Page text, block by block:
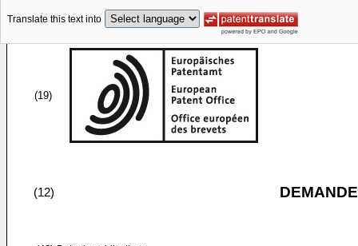
Translate this text into
(19)
(12)